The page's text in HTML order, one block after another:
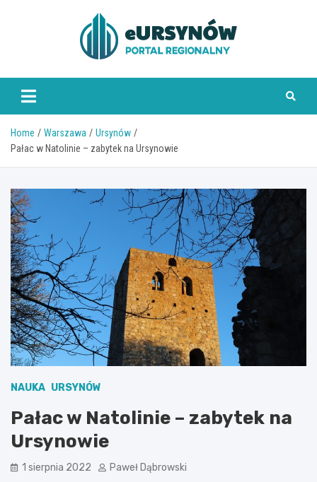
Home Warszawa
Ursynów
Pałac w Natolinie – zabytek na Ursynowie
NAUKA URSYNÓW
Pałac w Natolinie – zabytek na
Ursynowie
1 sierpnia 2022 Paweł Dąbrowski